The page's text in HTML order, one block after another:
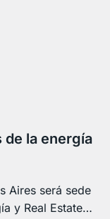
de la energía
Aires será sede
y Real Estate…